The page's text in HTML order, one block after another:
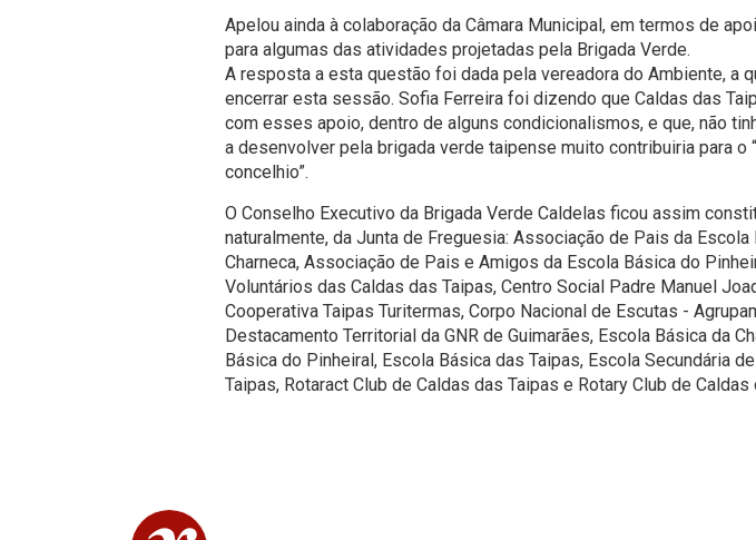
Apelou ainda à colaboração da Câmara Municipal, em termos de
para algumas das atividades projetadas pela Brigada Verde.
A resposta a esta questão foi dada pela vereadora do Ambiente, a
encerrar esta sessão. Sofia Ferreira foi dizendo que Caldas das
com esses apoio, dentro de alguns condicionalismos, e que, não
a desenvolver pela brigada verde taipense muito contribuiria para o
concelhio”.
O Conselho Executivo da Brigada Verde Caldelas ficou assim
naturalmente, da Junta de Freguesia: Associação de Pais da Escola
Charneca, Associação de Pais e Amigos da Escola Básica do
Voluntários das Caldas das Taipas, Centro Social Padre Manuel
Cooperativa Taipas Turitermas, Corpo Nacional de Escutas -
Destacamento Territorial da GNR de Guimarães, Escola Básica da
Básica do Pinheiral, Escola Básica das Taipas, Escola Secundária
Taipas, Rotaract Club de Caldas das Taipas e Rotary Club de Caldas